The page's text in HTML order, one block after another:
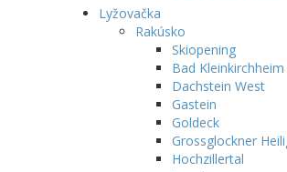
Lyžovačka
Rakúsko
Skiopening
Bad Kleinkirchheim
Dachstein West
Gastein
Goldeck
Grossglockner
Hochzillertal